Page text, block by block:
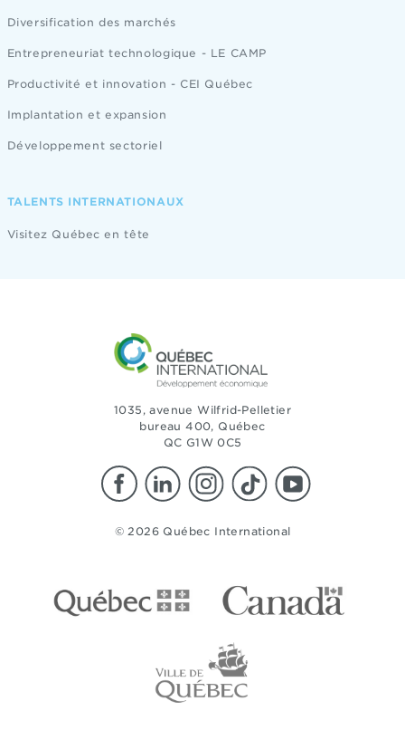
Diversification des marchés
Entrepreneuriat technologique - LE CAMP
Productivité et innovation - CEI Québec
Implantation et expansion
Développement sectoriel
TALENTS INTERNATIONAUX
Visitez Québec en tête
1035, avenue Wilfrid-Pelletier
bureau 400, Québec
QC G1W 0C5
© 2026 Québec International